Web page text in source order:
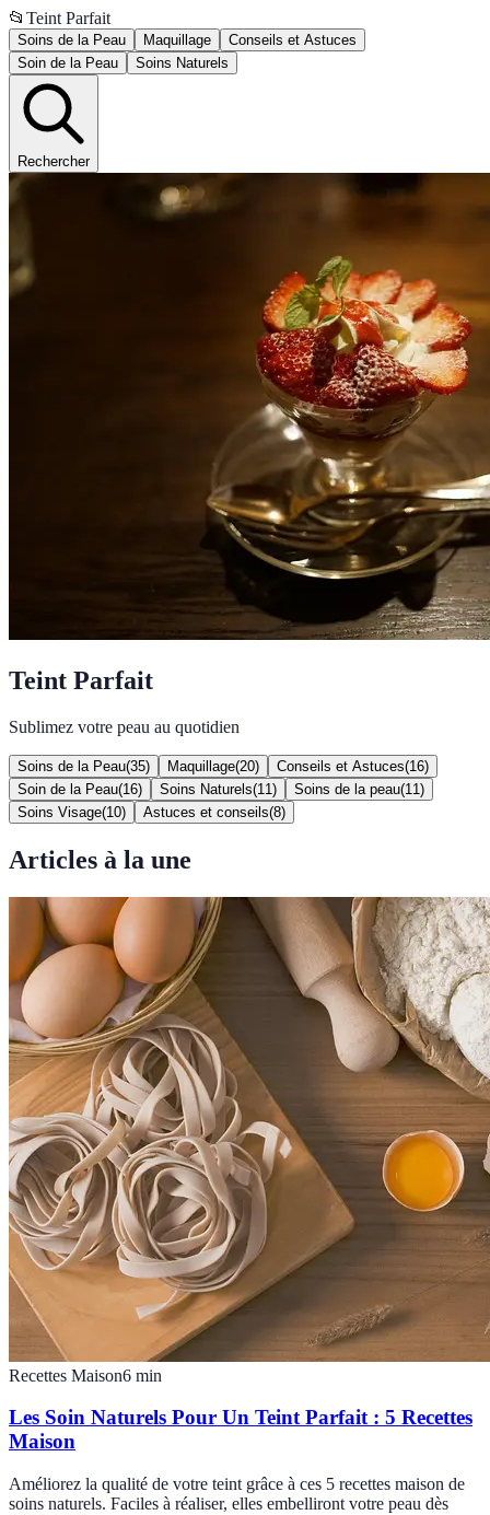
📂 Teint Parfait
Soins de la Peau Maquillage
Conseils et Astuces
Soin de la Peau
Soins Naturels
Rechercher
Teint Parfait
Sublimez votre peau au quotidien
Soins de la Peau(35) Maquillage(20) Conseils et Astuces(16)
Soin de la Peau(16) Soins Naturels(11 ) Soins de la peau(11 )
Soins Visage(10) Astuces et conseils(8)
Articles à la une
Recettes Maison6 min
Les Soin Naturels Pour Un Teint Parfait : 5 Recettes
Maison
Améliorez la qualité de votre teint grâce à ces 5 recettes maison de
soins naturels. Faciles à réaliser, elles embelliront votre peau dès